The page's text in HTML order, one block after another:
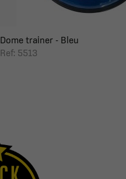
Dome trainer - Bleu
Ref: 5513